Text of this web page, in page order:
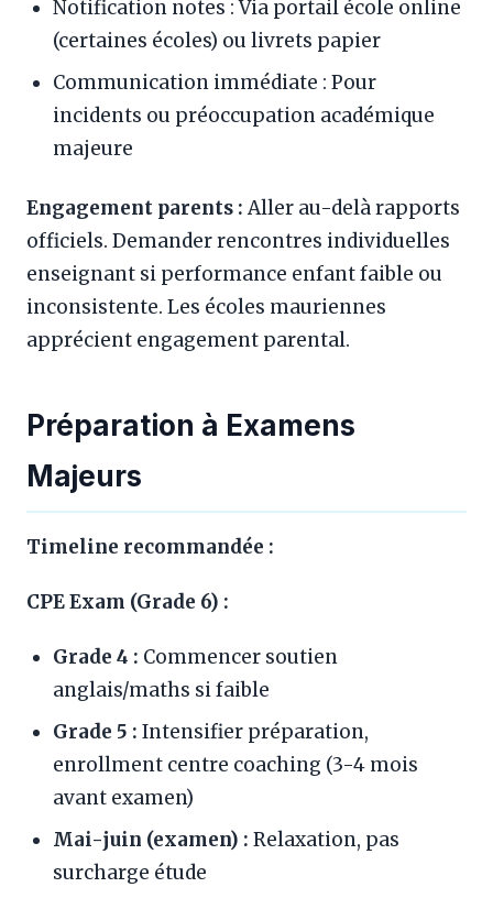
Notification notes : Via portail école online
(certaines écoles) ou livrets papier
Communication immédiate : Pour
incidents ou préoccupation académique
majeure
Engagement parents :Aller au-delà rapports
officiels. Demander rencontres individuelles
enseignant si performance enfant faible ou
inconsistente. Les écoles mauriennes
apprécient engagement parental.
Préparation à Examens
Majeurs
Timeline recommandée :
CPE Exam (Grade 6) :
Grade 4 : Commencer soutien
anglais/maths si faible
Grade 5 : Intensifier préparation,
enrollment centre coaching (3-4 mois
avant examen)
Mai-juin (examen) : Relaxation, pas
surcharge étude